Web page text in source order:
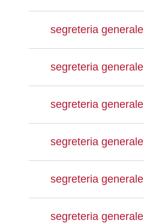
segreteria generale
segreteria generale
segreteria generale
segreteria generale
segreteria generale
segreteria generale